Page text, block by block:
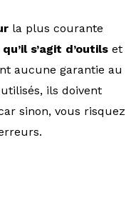
la plus courante
s’agit d’outils et
aucune garantie au
ils doivent
sinon, vous risquez